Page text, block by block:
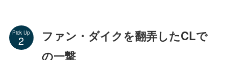
Pick Up
ファン・ダイクを翻弄したCLで
の一撃